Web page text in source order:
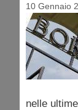
10 Gennaio
nelle